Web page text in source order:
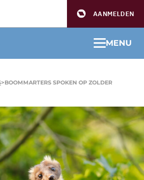
AANMELDEN
MENU
>BOOMMARTERS SPOKEN OP ZOLDER